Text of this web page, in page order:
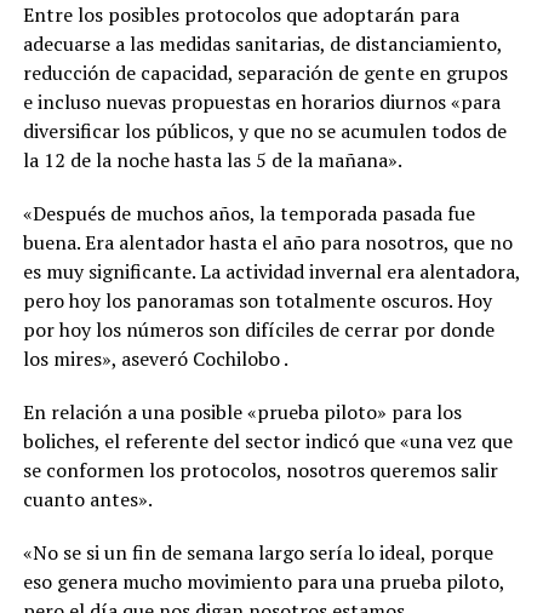
Entre los posibles protocolos que adoptarán para
adecuarse a las medidas sanitarias, de distanciamiento,
reducción de capacidad, separación de gente en grupos
e incluso nuevas propuestas en horarios diurnos «para
diversificar los públicos, y que no se acumulen todos de
la 12 de la noche hasta las 5 de la mañana».
«Después de muchos años, la temporada pasada fue
buena. Era alentador hasta el año para nosotros, que no
es muy significante. La actividad invernal era alentadora,
pero hoy los panoramas son totalmente oscuros. Hoy
por hoy los números son difíciles de cerrar por donde
los mires», aseveró Cochilobo .
En relación a una posible «prueba piloto» para los
boliches, el referente del sector indicó que «una vez que
se conformen los protocolos, nosotros queremos salir
cuanto antes».
«No se si un fin de semana largo sería lo ideal, porque
eso genera mucho movimiento para una prueba piloto,